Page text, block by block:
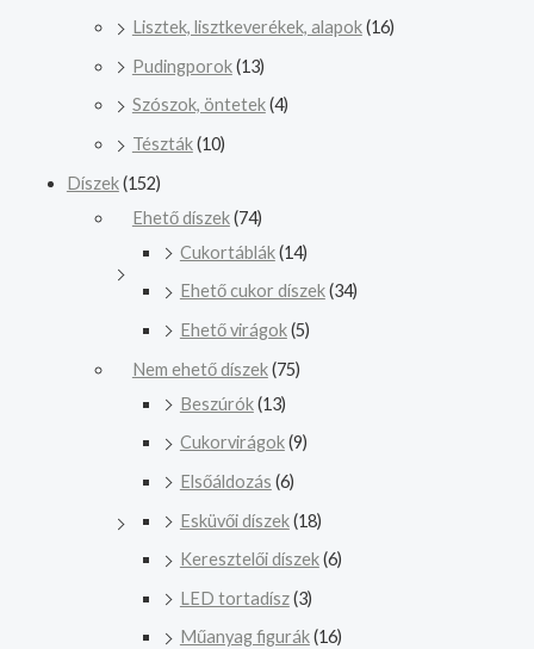
Lisztek, lisztkeverékek, alapok(16)
Pudingporok(13)
Szószok, öntetek(4)
Tészták(10)
Díszek(152)
Ehető díszek(74)
Cukortáblák(14)
Ehető cukor díszek(34)
Ehető virágok(5)
Nem ehető díszek(75)
Beszúrók(13)
Cukorvirágok(9)
Elsőáldozás (6)
Esküvői díszek(18)
Keresztelői díszek(6)
LED tortadísz(3)
Műanyag figurák(16)